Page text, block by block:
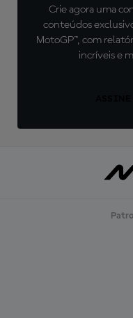
Crie agora uma
conteúdos
MotoGP™, com
incríveis e